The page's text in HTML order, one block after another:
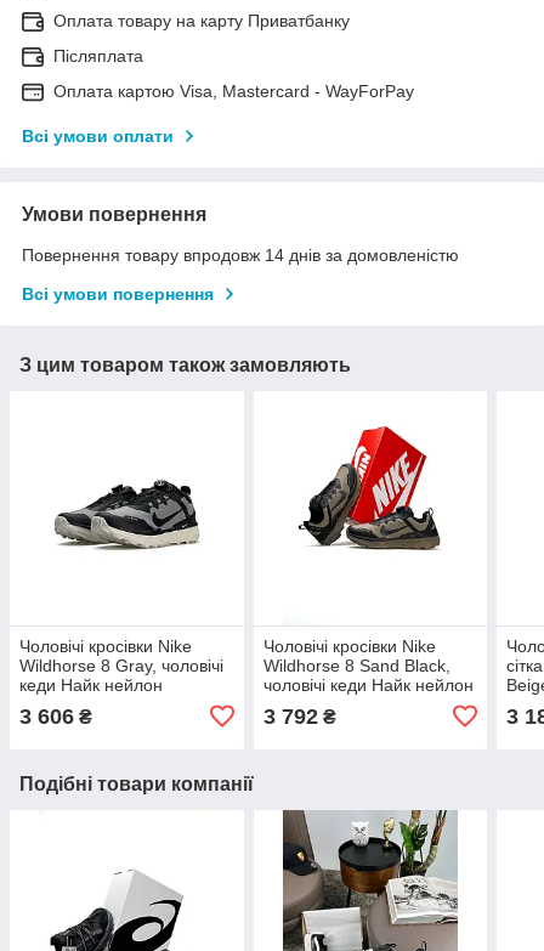
Оплата товару на карту Приватбанку
Післяплата
Оплата картою Visa, Mastercard - WayForPay
Всі умови оплати
Умови повернення
Повернення товару впродовж 14 днів за домовленістю
Всі умови повернення
З цим товаром також замовляють
Чоловічі кросівки Nike
Wildhorse 8 Gray, чоловічі
кеди Найк нейлон
взуття
3 606 ₴
Чоловічі кросівки Nike
Wildhorse 8 Sand Black,
чоловічі кеди Найк нейлон
Чоловіче взуття
3 792₴ 3
Подібні товари компанії